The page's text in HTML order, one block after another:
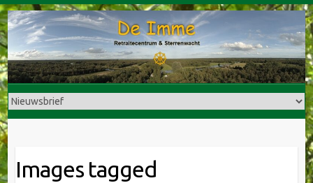
Doorgaan
naar
inhoud
Images tagged